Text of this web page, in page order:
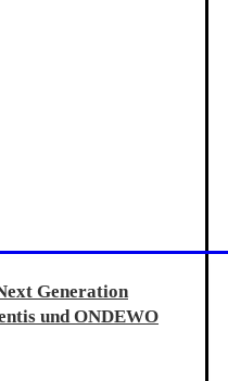
Generation
und ONDEWO